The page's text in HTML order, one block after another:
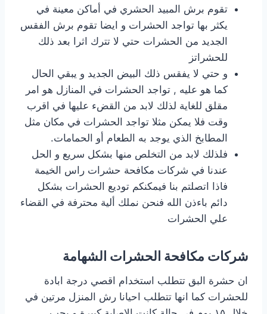
تقوم برش المبيد الحشري في أماكن معينة في
يكثر بها تواجد الحشرات و ايضا تقوم برش الفقس
الجديد من الحشرات حتي لا تترك اثرا بعد ذلك
للحشراتز
و حتي لا يفقس ذلك البيض الجديد و يبقي الحال
كما هو عليه , تواجد الحشرات في المنازل هو امر
مقلق للغاية لذلك لابد من القضء عليها في اقرب
وقت فلا يمكن مثلا تواجد الحشرات في مكان مثل
المطابخ الذي يوجد به الطعام أو الحمامات.
فلذلك لابد من التخلص منها بشكل سريع و الحل
عندنا في شركات مكافحة حشرات راس الخيمة
فاذا اتصلتم بنا فيمكنكم توديع الحشرات بشكل
دائم باءذن الله فنحن نملك ألية محترفة في القضاء
علي الحشرات
شركات مكافحة الحشرات الشهامة
ان حشرة البق تتطلب استخدام اقصي درجة ابادة
للحشرات كما انها تتطلب احيانا رش المنزل مرتين في